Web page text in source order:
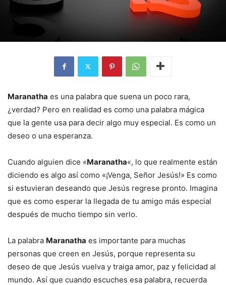
Maranatha es una palabra que suena un poco rara,
¿verdad? Pero en realidad es como una palabra mágica
que la gente usa para decir algo muy especial. Es como un
deseo o una esperanza.
Cuando alguien dice «Maranatha«, lo que realmente están
diciendo es algo así como «¡Venga, Señor Jesús!» Es como
si estuvieran deseando que Jesús regrese pronto. Imagina
que es como esperar la llegada de tu amigo más especial
después de mucho tiempo sin verlo.
La palabra Maranatha es importante para muchas
personas que creen en Jesús, porque representa su
deseo de que Jesús vuelva y traiga amor, paz y felicidad al
mundo. Así que cuando escuches esa palabra, recuerda